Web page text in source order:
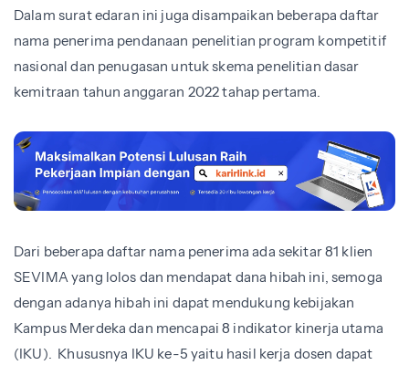
Dalam surat edaran ini juga disampaikan beberapa daftar
nama penerima pendanaan penelitian program kompetitif
nasional dan penugasan untuk skema penelitian dasar
kemitraan tahun anggaran 2022 tahap pertama.
Dari beberapa daftar nama penerima ada sekitar 81 klien
SEVIMA yang lolos dan mendapat dana hibah ini, semoga
dengan adanya hibah ini dapat mendukung kebijakan
Kampus Merdeka dan mencapai 8 indikator kinerja utama
(IKU). Khususnya IKU ke-5 yaitu hasil kerja dosen dapat